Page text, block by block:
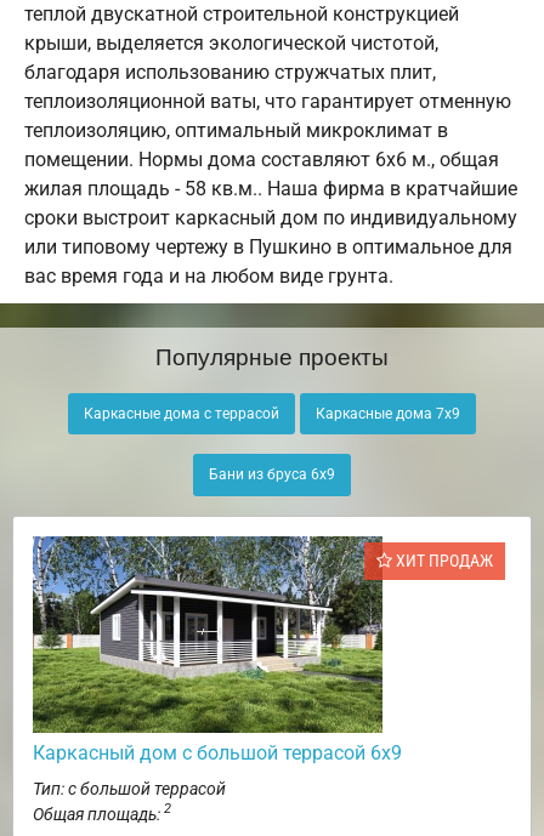
теплой двускатной строительной конструкцией
крыши, выделяется экологической чистотой,
благодаря использованию стружчатых плит,
теплоизоляционной ваты, что гарантирует отменную
теплоизоляцию, оптимальный микроклимат в
помещении. Нормы дома составляют 6х6 м., общая
жилая площадь - 58 кв.м.. Наша фирма в кратчайшие
сроки выстроит каркасный дом по индивидуальному
или типовому чертежу в Пушкино в оптимальное для
вас время года и на любом виде грунта.
Популярные проекты
Каркасные дома с террасой Каркасные дома 7х9
Бани из бруса 6х9
ХИТ ПРОДАЖ
Каркасный дом с большой террасой 6х9
Тип: с большой террасой
Общая площадь: 2